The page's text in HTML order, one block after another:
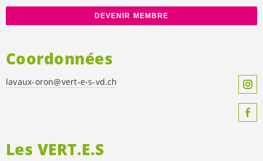
Les VERT.E.S
DEVENIR MEMBRE
Coordonnées
lavaux-oron@vert-e-s-vd.ch